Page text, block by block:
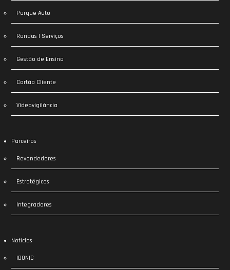
Parque Auto
Rondas | Serviços
Gestão de Ensino
Cartão Cliente
Videovigilância
Parceiros
Revendedores
Estratégicos
Integradores
Notícias
IDONIC